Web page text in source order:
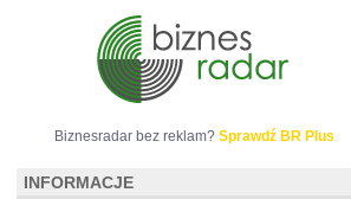
Biznesradar bez reklam? Sprawdź BR Plus
INFORMACJE